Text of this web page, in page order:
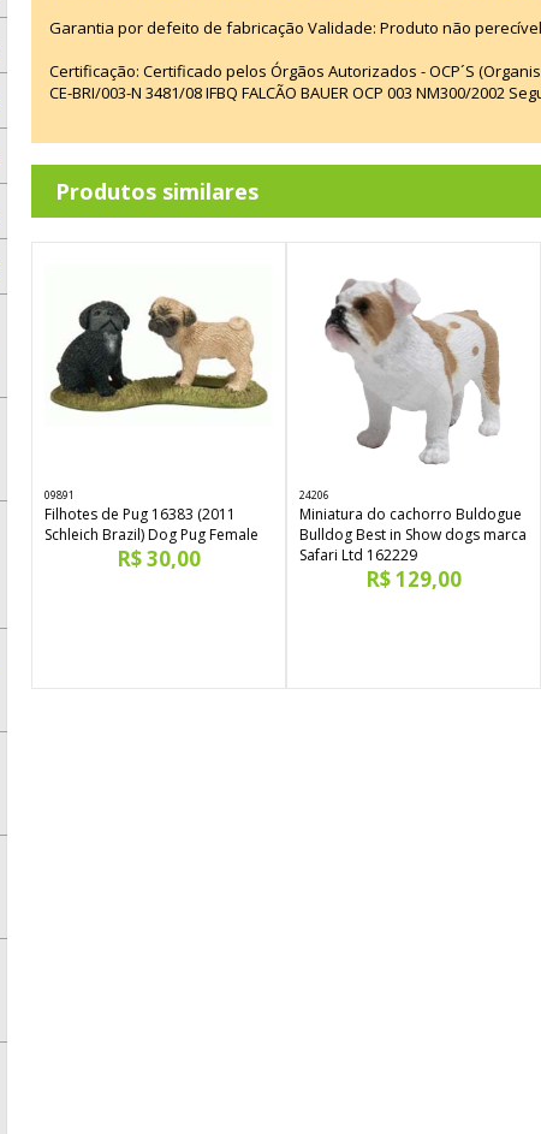
Garantia por defeito de fabricação Validade: Produto não
Certificação: Certificado pelos Órgãos Autorizados - OCP´S
CE-BRI/003-N 3481/08 IFBQ FALCÃO BAUER OCP 003 NM300/2002
Produtos similares
09891
Filhotes de Pug 16383 (2011
Schleich Brazil) Dog Pug Female
R$ 30,00
24206
Miniatura do cachorro Buldogue
Bulldog Best in Show dogs marca
Safari Ltd 162229
R$ 129,00